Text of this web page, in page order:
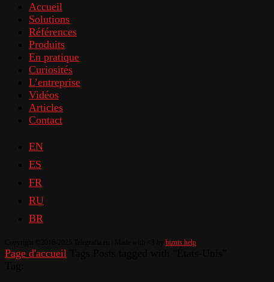
Accueil
Solutions
Références
Produits
En pratique
Curiosités
L’entreprise
Vidéos
Articles
Contact
EN
ES
FR
RU
BR
biznis.help
Page d'accueil